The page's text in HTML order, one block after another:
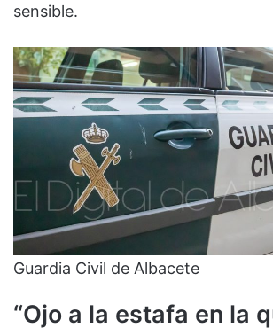
sensible.
Guardia Civil de Albacete
“Ojo a la estafa en la